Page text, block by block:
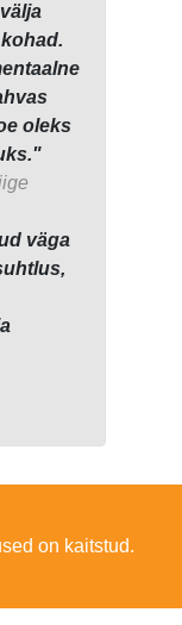
oleks
väga
on kaitstud.